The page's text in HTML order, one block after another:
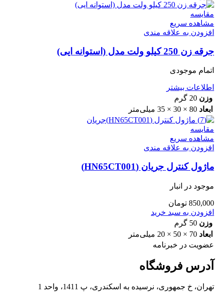
مقایسه
مشاهده سریع
افزودن به علاقه مندی
جرقه زن 250 کیلو ولت مدل (استوانه ایی)
اتمام موجودی
اطلاعات بیشتر
وزن 20 گرم
ابعاد 80 × 30 × 35 میلی‌متر
مقایسه
مشاهده سریع
افزودن به علاقه مندی
ماژول کنترل جریان (HN65CT001)
موجود در انبار
850,000 تومان
افزودن به سبد خرید
وزن 50 گرم
ابعاد 70 × 50 × 20 میلی‌متر
عضویت در خبرنامه
آدرس فروشگاه
تهران، خ جمهوری، نرسیده به اسکندری، پ 1411، واحد 1